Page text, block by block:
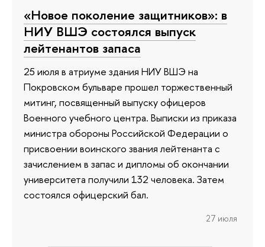
«Новое поколение защитников»: в
НИУ ВШЭ состоялся выпуск
лейтенантов запаса
25 июля в атриуме здания НИУ ВШЭ на
Покровском бульваре прошел торжественный
митинг, посвященный выпуску офицеров
Военного учебного центра. Выписки из приказа
министра обороны Российской Федерации о
присвоении воинского звания лейтенанта с
зачислением в запас и дипломы об окончании
университета получили 132 человека. Затем
состоялся офицерский бал.
27 июля